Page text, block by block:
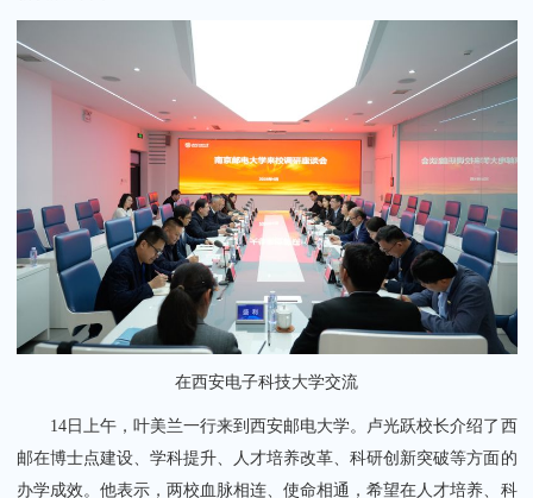
在西安电子科技大学交流
14日上午，叶美兰一行来到西安邮电大学。卢光跃校长介绍了西
邮在博士点建设、学科提升、人才培养改革、科研创新突破等方面的
办学成效。他表示，两校血脉相连、使命相通，希望在人才培养、科